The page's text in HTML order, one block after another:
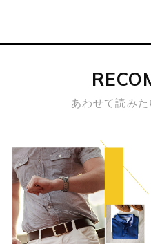
あわせて読み